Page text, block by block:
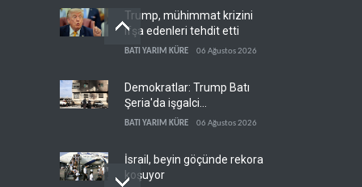
Trump, mühimmat krizini
ifşa edenleri tehdit etti
BATI YARIM KÜRE 06 Ağustos 2026
Demokratlar: Trump Batı
Şeria'da işgalci
yerleşimcilere cezasızlık
BATI YARIM KÜRE 06 Ağustos 2026
İsrail, beyin göçünde rekora
koşuyor